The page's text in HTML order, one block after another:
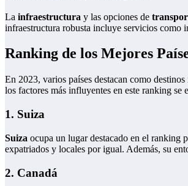
La infraestructura y las opciones de
infraestructura robusta incluye servicios como
Ranking de los Mejores
En 2023, varios países destacan como
los factores más influyentes en este ranking
1. Suiza
Suiza ocupa un lugar destacado en el ranking
expatriados y locales por igual. Además, su
2. Canadá